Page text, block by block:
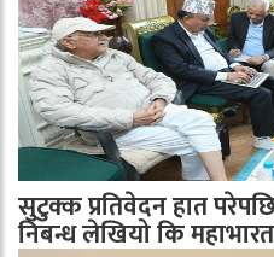
सुटुक्क प्रतिवेदन हात
निबन्ध लेखियो कि